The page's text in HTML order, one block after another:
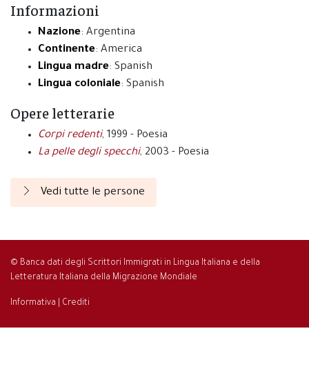
Informazioni
Nazione: Argentina
Continente: America
Lingua madre: Spanish
Lingua coloniale: Spanish
Opere letterarie
Corpi redenti, 1999 - Poesia
La pelle degli specchi, 2003 - Poesia
Vedi tutte le persone
© Banca dati degli Scrittori Immigrati in Lingua Italiana e della
Letteratura Italiana della Migrazione Mondiale
Informativa Crediti